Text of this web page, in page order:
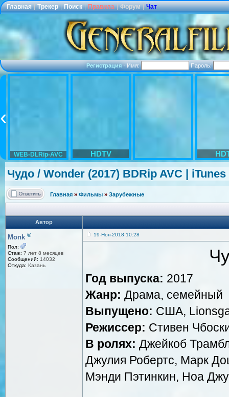
Главная | Трекер | Поиск | Правила | Форум | Чат
Регистрация·Имя: Пароль:
WEB-DLRip-AVC HDTV
Чудо / Wonder (2017) BDRip AVC | iTunes
Главная » Фильмы » Зарубежные
Автор
Monk ®
Пол:
Стаж: 7 лет 8 месяцев
Сообщений: 14032
Откуда: Казань
19-Ноя-2018 10:28
Год выпуска: 2017
Жанр: Драма, семейный
Выпущено: США,
Режиссер: Стивен
В ролях: Джейкоб
Джулия Робертс, Марк
Мэнди Пэтинкин, Ноа